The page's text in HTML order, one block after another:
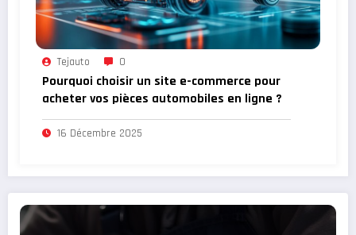
Tejauto 0
Pourquoi choisir un site e-commerce pour
acheter vos pièces automobiles en ligne ?
16 Décembre 2025